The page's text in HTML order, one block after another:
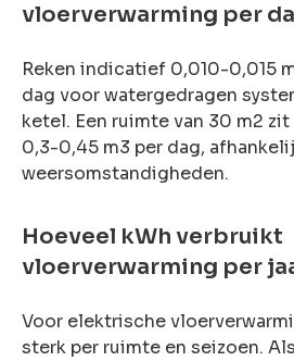
vloerverwarming per
Reken indicatief 0,010-0,015
dag voor watergedragen
ketel. Een ruimte van 30 m2
0,3-0,45 m3 per dag,
weersomstandigheden.
Hoeveel kWh verbruikt
vloerverwarming per
Voor elektrische
sterk per ruimte en seizoen.